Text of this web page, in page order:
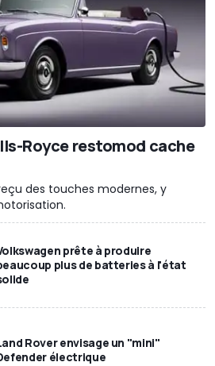
Royce restomod cache
des touches modernes, y
prête à produire
plus de batteries à l'état
Rover envisage un "mini"
électrique